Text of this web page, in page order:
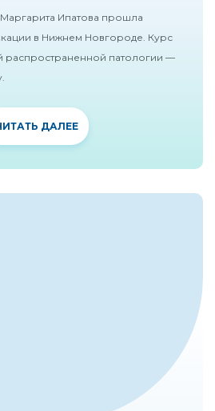
Ипатова прошла
в Нижнем Новгороде. Курс
патологии —
ДАЛЕЕ